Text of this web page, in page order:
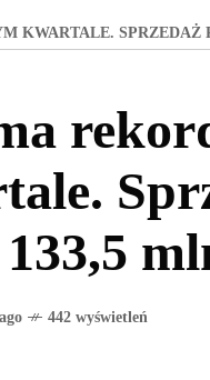
KWARTALE. SPRZEDAŻ
442 wyświetleń